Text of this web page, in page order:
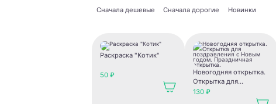
Сначала дешевые Сначала дорогие Новинки
Раскраска "Котик"
50 ₽
Новогодняя открытка.
Открытка для
поздравления с Новым
годом. Праздничная
130 ₽